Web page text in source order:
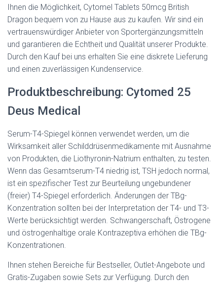
Ihnen die Möglichkeit, Cytomel Tablets 50mcg British
Dragon bequem von zu Hause aus zu kaufen. Wir sind ein
vertrauenswürdiger Anbieter von Sportergänzungsmitteln
und garantieren die Echtheit und Qualität unserer Produkte.
Durch den Kauf bei uns erhalten Sie eine diskrete Lieferung
und einen zuverlässigen Kundenservice.
Produktbeschreibung: Cytomed 25
Deus Medical
Serum-T4-Spiegel können verwendet werden, um die
Wirksamkeit aller Schilddrüsenmedikamente mit Ausnahme
von Produkten, die Liothyronin-Natrium enthalten, zu testen.
Wenn das Gesamtserum-T4 niedrig ist, TSH jedoch normal,
ist ein spezifischer Test zur Beurteilung ungebundener
(freier) T4-Spiegel erforderlich. Änderungen der TBg-
Konzentration sollten bei der Interpretation der T4- und T3-
Werte berücksichtigt werden. Schwangerschaft, Östrogene
und östrogenhaltige orale Kontrazeptiva erhöhen die TBg-
Konzentrationen.
Ihnen stehen Bereiche für Bestseller, Outlet-Angebote und
Gratis-Zugaben sowie Sets zur Verfügung. Durch den